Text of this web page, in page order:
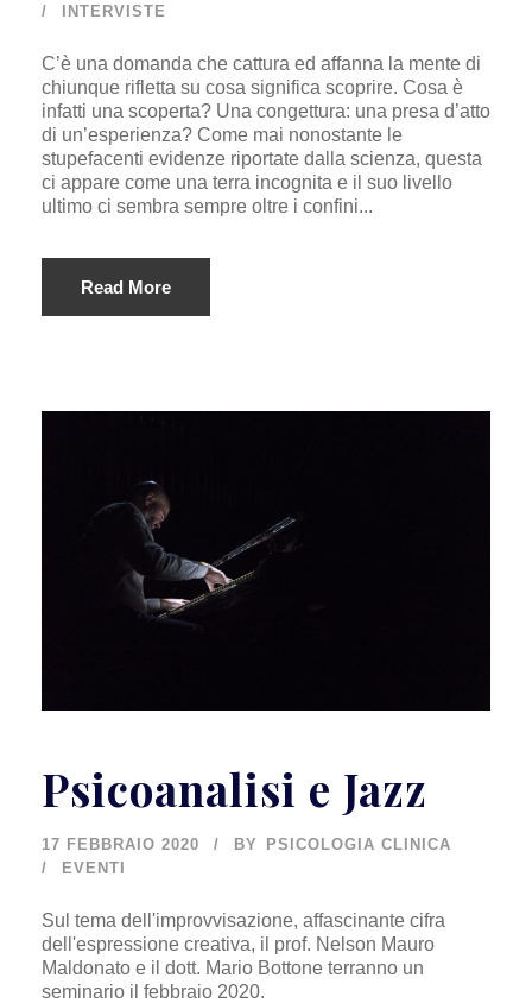
INTERVISTE
C’è una domanda che cattura ed affanna la mente di
chiunque rifletta su cosa significa scoprire. Cosa è
infatti una scoperta? Una congettura: una presa d’atto
di un’esperienza? Come mai nonostante le
stupefacenti evidenze riportate dalla scienza, questa
ci appare come una terra incognita e il suo livello
ultimo ci sembra sempre oltre i confini...
Read More
Psicoanalisi e Jazz
17 FEBBRAIO 2020 BY
PSICOLOGIA CLINICA
EVENTI
Sul tema dell'improvvisazione, affascinante cifra
dell'espressione creativa, il prof. Nelson Mauro
Maldonato e il dott. Mario Bottone terranno un
seminario il febbraio 2020.